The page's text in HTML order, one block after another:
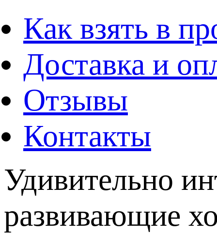
Как взять в
Доставка и
Отзывы
Контакты
Удивительно
развивающие